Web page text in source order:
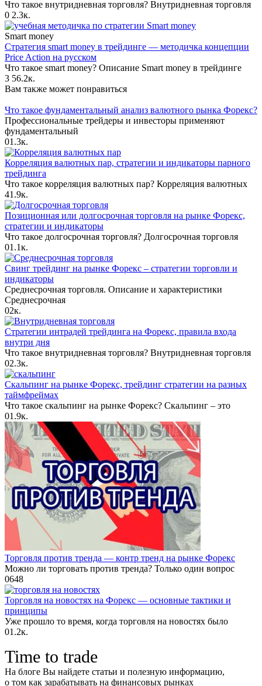
Что такое внутридневная торговля? Внутридневная торговля
0 2.3к.
Smart money
Стратегия smart money в трейдинге — методичка концепции
Price Action на русском
Что такое smart money? Описание Smart money в трейдинге
3 56.2к.
Вам также может понравиться
Что такое фундаментальный анализ валютного рынка Форекс?
Профессиональные трейдеры и инвесторы применяют
фундаментальный
01.3к.
Корреляция валютных пар, стратегии и индикаторы парного
трейдинга
Что такое корреляция валютных пар? Корреляция валютных
41.9к.
Позиционная или долгосрочная торговля на рынке Форекс,
стратегии и индикаторы
Что такое долгосрочная торговля? Долгосрочная торговля
01.1к.
Свинг трейдинг на рынке Форекс – стратегии торговли и
индикаторы
Среднесрочная торговля. Описание и характеристики
Среднесрочная
02к.
Стратегии интрадей трейдинга на Форекс, правила входа
внутри дня
Что такое внутридневная торговля? Внутридневная торговля
02.3к.
Скальпинг на рынке Форекс, трейдинг стратегии на разных
таймфреймах
Что такое скальпинг на рынке Форекс? Скальпинг – это
01.9к.
Торговля против тренда — контр тренд на рынке Форекс
Можно ли торговать против тренда? Только один вопрос
0648
Торговля на новостях на Форекс — основные тактики и
принципы
Уже прошло то время, когда торговля на новостях было
01.2к.
Time to trade
На блоге Вы найдете статьи и полезную информацию,
о том как зарабатывать на финансовых рынках